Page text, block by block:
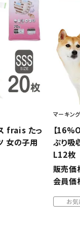
frais たっ
女の子用
マーキン
【
ぷり吸
L12枚
販売価
会員価
お気